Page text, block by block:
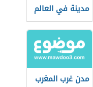
مدينة في العالم
مدن غرب المغرب